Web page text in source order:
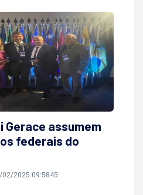
Gerace assumem
federais do
02/2025 09:5845